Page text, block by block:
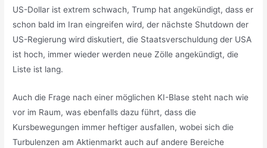
US-Dollar ist extrem schwach, Trump hat angekündigt, dass er
schon bald im Iran eingreifen wird, der nächste Shutdown der
US-Regierung wird diskutiert, die Staatsverschuldung der USA
ist hoch, immer wieder werden neue Zölle angekündigt, die
Liste ist lang.
Auch die Frage nach einer möglichen KI-Blase steht nach wie
vor im Raum, was ebenfalls dazu führt, dass die
Kursbewegungen immer heftiger ausfallen, wobei sich die
Turbulenzen am Aktienmarkt auch auf andere Bereiche